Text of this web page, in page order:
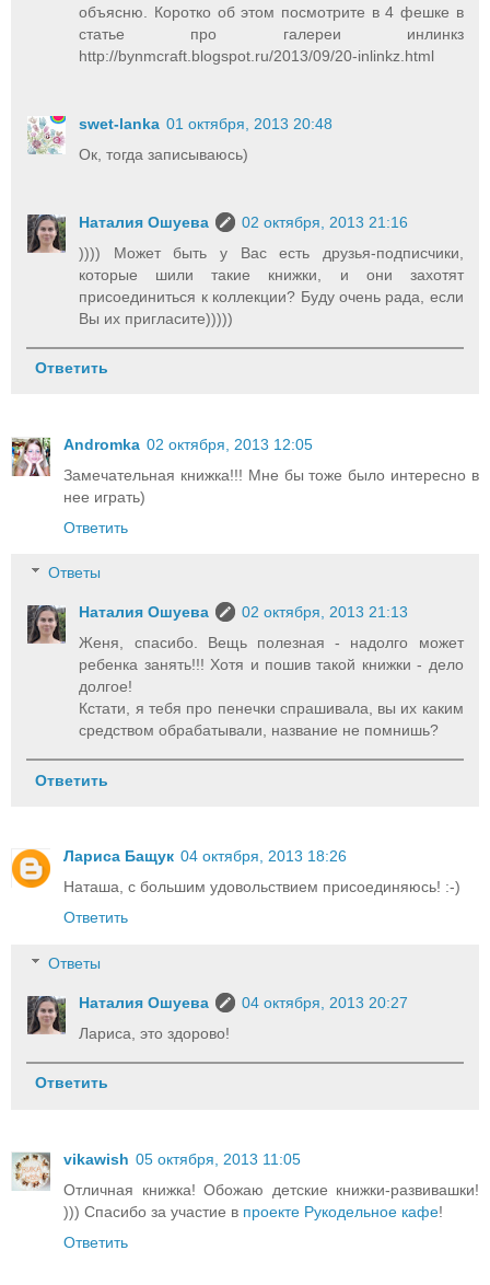
объясню. Коротко об этом посмотрите в 4 фешке в
статье про галереи инлинкз
http://bynmcraft.blogspot.ru/2013/09/20-inlinkz.html
swet-lanka 01 октября, 2013 20:48
Ок, тогда записываюсь)
Наталия Ошуева
02 октября, 2013 21:16
)))) Может быть у Вас есть друзья-подписчики,
которые шили такие книжки, и они захотят
присоединиться к коллекции? Буду очень рада, если
Вы их пригласите)))))
Ответить
Andromka 02 октября, 2013 12:05
Замечательная книжка!!! Мне бы тоже было интересно в
нее играть)
Ответить
Ответы
Наталия Ошуева
02 октября, 2013 21:13
Женя, спасибо. Вещь полезная - надолго может
ребенка занять!!! Хотя и пошив такой книжки - дело
долгое!
Кстати, я тебя про пенечки спрашивала, вы их каким
средством обрабатывали, название не помнишь?
Ответить
Лариса Бащук 04 октября, 2013 18:26
Наташа, с большим удовольствием присоединяюсь! :-)
Ответить
Ответы
Наталия Ошуева
04 октября, 2013 20:27
Лариса, это здорово!
Ответить
vikawish 05 октября, 2013 11:05
Отличная книжка! Обожаю детские книжки-развивашки!
))) Спасибо за участие в проекте Рукодельное кафе!
Ответить